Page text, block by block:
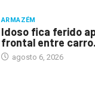
ARMAZÉM
Idoso fica ferido
frontal entre
agosto 6, 2026